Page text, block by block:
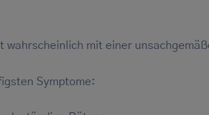
wahrscheinlich mit einer
Symptome: